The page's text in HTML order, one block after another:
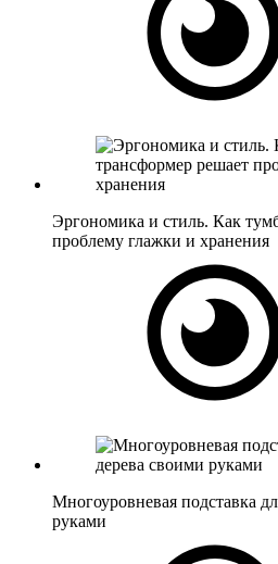
Эргономика и стиль. Как
проблему глажки и хранения
Многоуровневая подставка
руками